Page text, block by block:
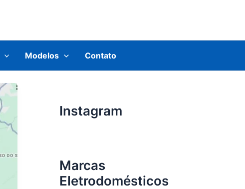
Modelos Contato
Instagram
Marcas
Eletrodomésticos